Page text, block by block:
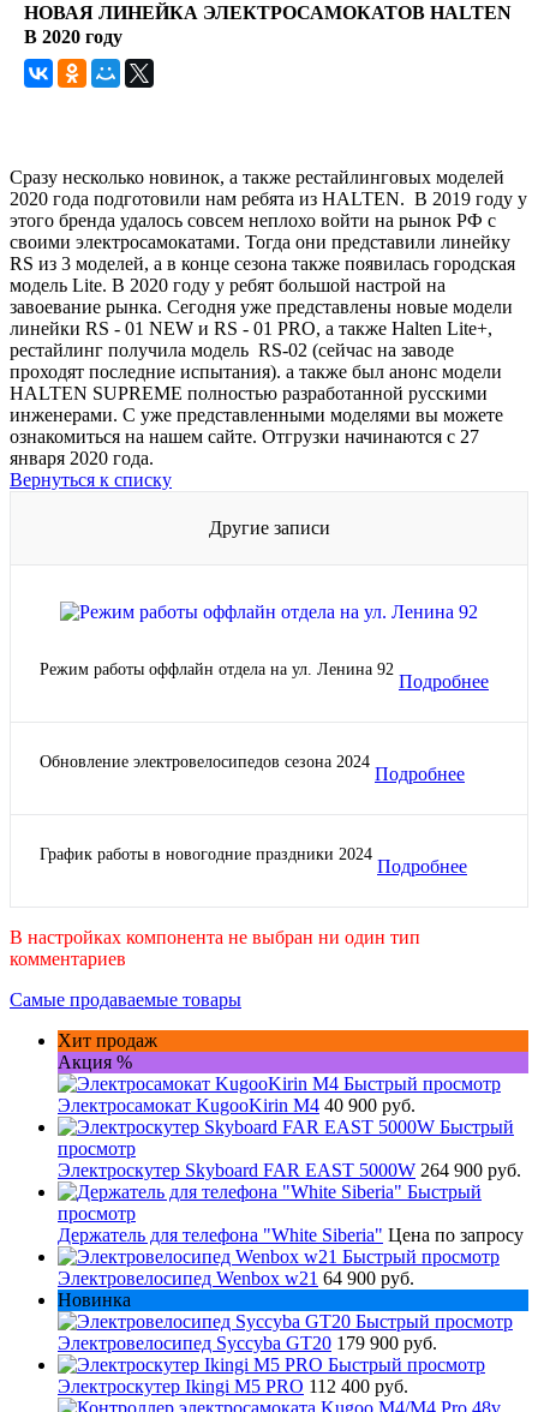
НОВАЯ ЛИНЕЙКА ЭЛЕКТРОСАМОКАТОВ HALTEN
В 2020 году
Сразу несколько новинок, а также рестайлинговых моделей
2020 года подготовили нам ребята из HALTEN. В 2019 году у
этого бренда удалось совсем неплохо войти на рынок РФ с
своими электросамокатами. Тогда они представили линейку
RS из 3 моделей, а в конце сезона также появилась городская
модель Lite. В 2020 году у ребят большой настрой на
завоевание рынка. Сегодня уже представлены новые модели
линейки RS - 01 NEW и RS - 01 PRO, а также Halten Lite+,
рестайлинг получила модель RS-02 (сейчас на заводе
проходят последние испытания). а также был анонс модели
HALTEN SUPREME полностью разработанной русскими
инженерами. С уже представленными моделями вы можете
ознакомиться на нашем сайте. Отгрузки начинаются с 27
января 2020 года.
Вернуться к списку
Другие записи
Режим работы оффлайн отдела на ул. Ленина 92
Подробнее
Обновление электровелосипедов сезона 2024
Подробнее
График работы в новогодние праздники 2024
Подробнее
В настройках компонента не выбран ни один тип
комментариев
Самые продаваемые товары
Хит продаж
Акция %
Быстрый просмотр
Электросамокат KugooKirin M4 40 900 руб.
Быстрый
просмотр
Электроскутер Skyboard FAR EAST 5000W 264 900 руб.
Быстрый
просмотр
Держатель для телефона "White Siberia" Цена по запросу
Быстрый просмотр
Электровелосипед Wenbox w21 64 900 руб.
Новинка
Быстрый просмотр
Электровелосипед Syccyba GT20 179 900 руб.
Быстрый просмотр
Электроскутер Ikingi M5 PRO 112 400 руб.